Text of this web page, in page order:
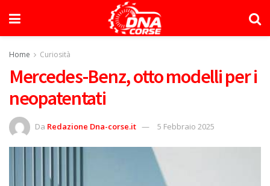
Home Curiosità
Mercedes-Benz, otto modelli per i
neopatentati
Da Redazione Dna-corse.it 5 Febbraio 2025